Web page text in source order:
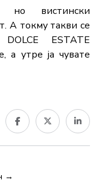
но вистински
А токму такви се
ESTATE
а утре ја чувате
→